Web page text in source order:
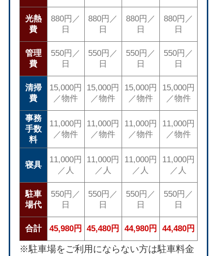
光熱
費
880円／
日
880円／
日
880円／
日
880円／
日
管理
費
550円／
日
550円／
日
550円／
日
550円／
日
清掃
費
15,000円
／物件
15,000円
／物件
15,000円
／物件
15,000円
／物件
事務
手数
料
11,000円
／物件
11,000円
／物件
11,000円
／物件
11,000円
／物件
寝具
11,000円
／人
11,000円
／人
11,000円
／人
11,000円
／人
駐車
場代
550円／
日
550円／
日
550円／
日
550円／
日
合計 45,980円 45,480円 44,980円 44,480円
※駐車場をご利用にならない方は駐車料金